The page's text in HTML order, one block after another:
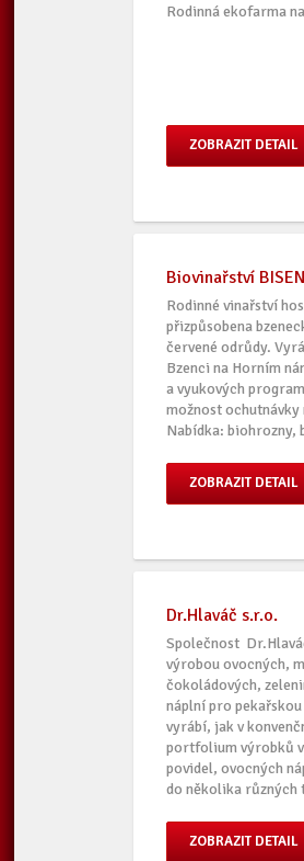
Rodinná ekofarma
ZOBRAZIT DETAIL
Biovinařství
Rodinné vinařství
přizpůsobena
červené odrůdy.
Bzenci na Horním
a vyukových
možnost ochutnávky
Nabídka: biohrozny,
ZOBRAZIT DETAIL
Dr.Hlaváč s.r.o.
Společnost
výrobou ovocných,
čokoládových,
náplní pro
vyrábí, jak v
portfolium výrobků
povidel, ovocných
do několika
ZOBRAZIT DETAIL